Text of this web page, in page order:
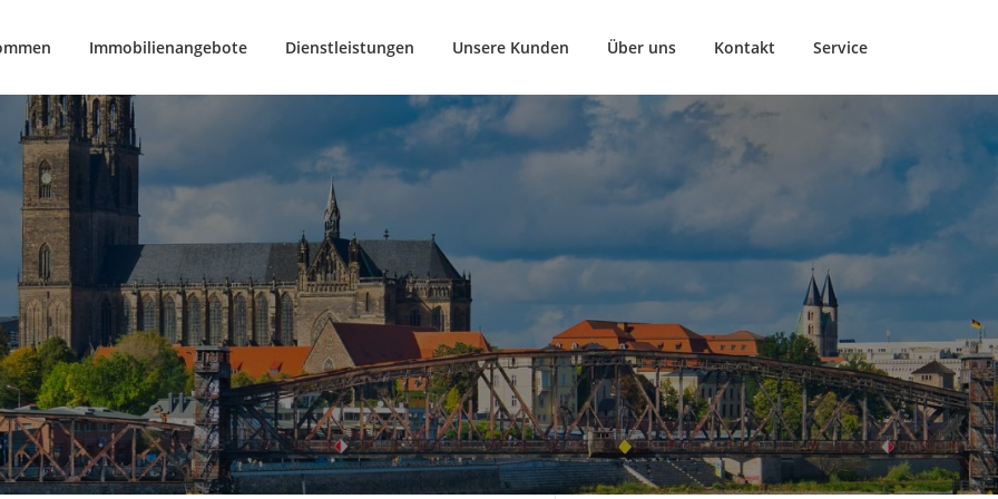
Immobilienangebote Dienstleistungen Unsere Kunden Über uns Kontakt Service